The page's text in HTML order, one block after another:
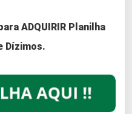
ADQUIRIR Planilha
Dízimos.